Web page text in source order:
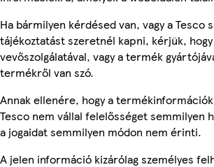
Ha bármilyen kérdésed van, vagy a
tájékoztatást szeretnél kapni, kérjük,
vevőszolgálatával, vagy a termék
termékről van szó.
Annak ellenére, hogy a
Tesco nem vállal felelősséget semmilyen
a jogaidat semmilyen módon nem érinti.
A jelen információ kizárólag személyes